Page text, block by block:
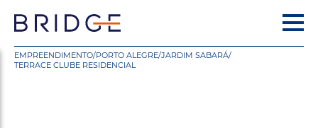
EMPREENDIMENTO/PORTO ALEGRE/JARDIM SABARÁ/
TERRACE CLUBE RESIDENCIAL